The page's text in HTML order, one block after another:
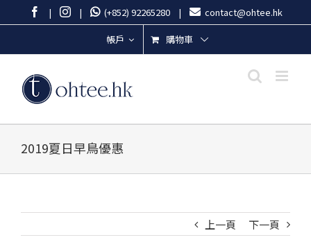
to
Facebook
| Instagram
| (+852) 92265280 | contact@ohtee.hk
帳戶 購物車
2019夏日早鳥優惠
上一頁 下一頁